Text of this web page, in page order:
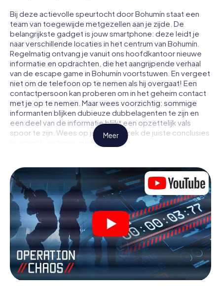
Bij deze actievolle speurtocht door Bohumín staat een
team van toegewijde metgezellen aan je zijde. De
belangrijkste gadget is jouw smartphone: deze leidt je
naar verschillende locaties in het centrum van Bohumín.
Regelmatig ontvang je vanuit ons hoofdkantoor nieuwe
informatie en opdrachten, die het aangrijpende verhaal
van de escape game in Bohumín voortstuwen. En vergeet
niet om de telefoon op te nemen als hij overgaat! Een
contactpersoon kan proberen om in het geheim contact
met je op te nemen. Maar wees voorzichtig: sommige
informanten blijken dubieuze dubbelagenten te zijn en
een deel van de informatie blijkt een opzettelijk vals
spoor te zijn. Wees op je hoede, trek de juiste conclusies
en vooral: vertrouw niemand!
niet opgesloten in een kamer waaruit je jezelf binnen een
bepaald tijdvenster moet bevrijden. Met deze
speurtocht met een smartphone wordt heel Bohumín
jouw speelveld! De technische voorwaarden voor jouw
avontuur in Bohumín zijn een smartphone en toegang tot
het mobiel internet. Met één klik krijg jij toegang tot onze
app. Je hoeft niets te installeren om door interactieve
video's, lastige minigames of andere functies in de actie
te worden getrokken.
Werk samen als een team, onderschep vijandige
spionnen en lok de handlangers van de schurk naar je toe.
Meer